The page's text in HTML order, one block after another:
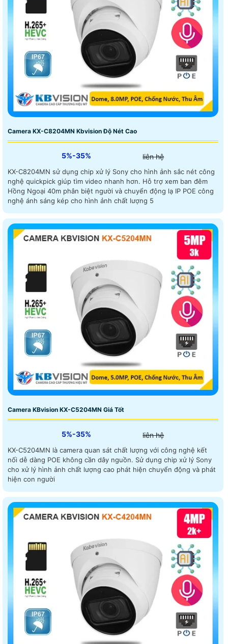
Camera KX-C8204MN Kbvision Độ Nét Cao
5%-35% liên hệ
KX-C8204MN sử dụng chip xử lý Sony cho hình ảnh sắc nét công
nghệ quickpick giúp tìm video nhanh hơn. Hỗ trợ xem ban đêm
Hồng Ngoại 40m phân biệt người và chuyển động lạ IP POE công
nghệ ánh sáng kép cho hình ảnh chất lượng 5
Camera KBvision KX-C5204MN Giá Tốt
5%-35% liên hệ
KX-C5204MN là camera quan sát chất lượng với công nghệ kết
nối dễ dàng POE không cần dây nguồn. Sử dụng chip xử lý Sony
cho xử lý hình ảnh chất lượng cao phát hiện chuyển động và phát
hiện con người